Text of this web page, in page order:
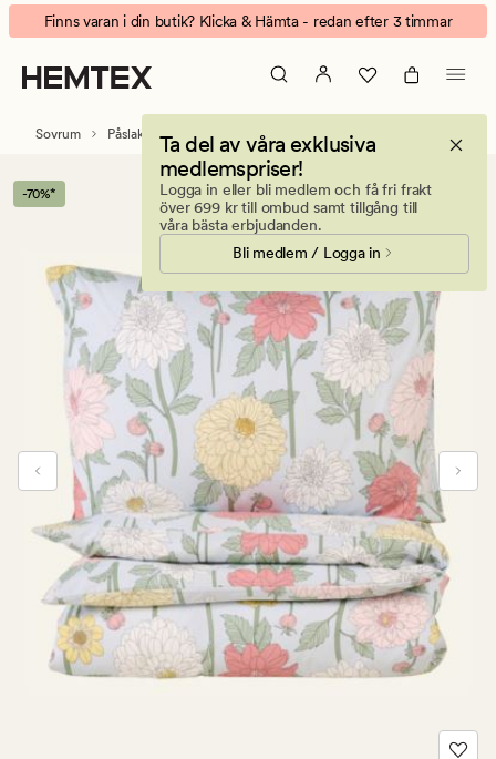
Dahlia
påslakanset
bomull
Animerad
banner.
Klicka
på
att
pausa.
Finns varan i din butik? Klicka & Hämta - redan efter 3 timmar
Ta del av våra exklusiva
medlemspriser!
Logga in eller bli medlem och få fri frakt
över 699 kr till ombud samt tillgång till
våra bästa erbjudanden.
Bli medlem / Logga in
Sovrum Påslakanset Bomull påslakanset
-70%*